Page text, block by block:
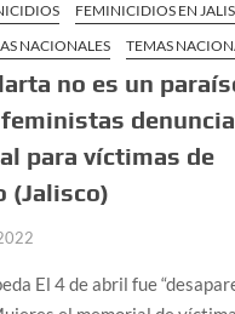
FEMINICIDIOS EN
NACIONALES TEMAS
no es un
para víctimas de
(Jalisco)
El 4 de abril fue